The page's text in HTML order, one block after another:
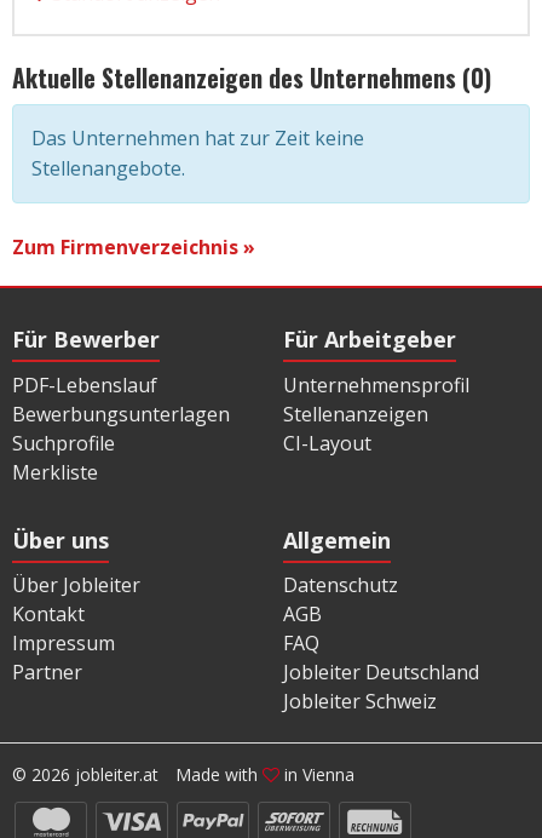
Aktuelle Stellenanzeigen des Unternehmens (0)
Das Unternehmen hat zur Zeit keine
Stellenangebote.
Zum Firmenverzeichnis »
Für Bewerber
PDF-Lebenslauf
Bewerbungsunterlagen
Suchprofile
Merkliste
Für Arbeitgeber
Unternehmensprofil
Stellenanzeigen
CI-Layout
Über uns
Über Jobleiter
Kontakt
Impressum
Partner
Allgemein
Datenschutz
AGB
FAQ
Jobleiter Deutschland
Jobleiter Schweiz
© 2026 jobleiter.at Made with in Vienna